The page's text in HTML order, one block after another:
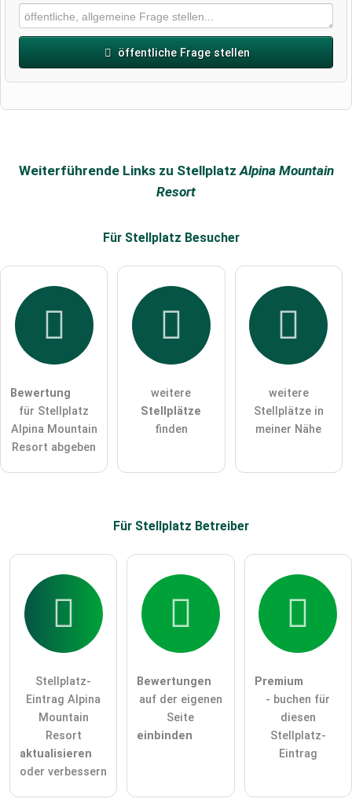
öffentliche Frage stellen
Hiermit akzeptiere ich die .
Die Datenschutzerklärunghabe ich zur Kenntnis genommen.
öffentliche Frage stellen
Bitte beachten Sie, öffentliche Fragen sind
Besucher sichtbar
Weiterführende Links zu StellplatzAlpina Mountain
Resort
Für Stellplatz Besucher
Bewertung
für Stellplatz
Alpina Mountain
Resort abgeben
weitere
Stellplätze
finden
weitere
Stellplätze in
meiner Nähe
Für Stellplatz Betreiber
Stellplatz-
Eintrag Alpina
Mountain
Resort
aktualisieren
oder verbessern
Bewertungen
auf der eigenen
Seite
einbinden
Premium
- buchen für
diesen
Stellplatz-
Eintrag